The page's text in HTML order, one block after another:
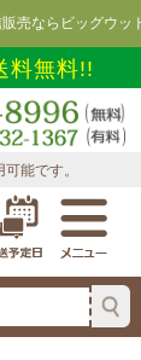
売ならビッグウッ
料無料!!
能です。